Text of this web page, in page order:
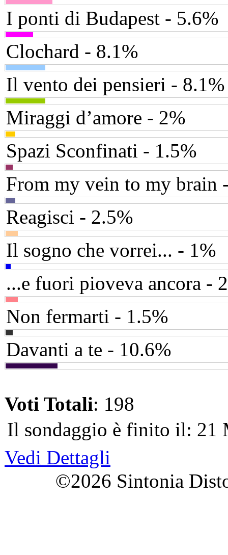
I ponti di Budapest - 5.6%
Clochard - 8.1%
Il vento dei pensieri - 8.1%
Miraggi d’amore - 2%
Spazi Sconfinati - 1.5%
From my vein to my brain
Reagisci - 2.5%
Il sogno che vorrei... - 1%
...e fuori pioveva ancora -
Non fermarti - 1.5%
Davanti a te - 10.6%
Voti Totali: 198
Il sondaggio è finito il: 21
Vedi Dettagli
©2026 Sintonia